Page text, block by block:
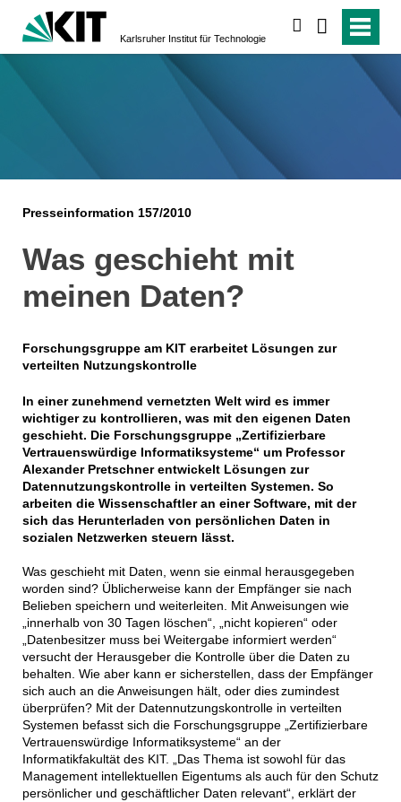
Karlsruher Institut für Technologie
Presseinformation 157/2010
Was geschieht mit
meinen Daten?
Forschungsgruppe am KIT erarbeitet Lösungen zur
verteilten Nutzungskontrolle
In einer zunehmend vernetzten Welt wird es immer
wichtiger zu kontrollieren, was mit den eigenen Daten
geschieht. Die Forschungsgruppe „Zertifizierbare
Vertrauenswürdige Informatiksysteme“ um Professor
Alexander Pretschner entwickelt Lösungen zur
Datennutzungskontrolle in verteilten Systemen. So
arbeiten die Wissenschaftler an einer Software, mit der
sich das Herunterladen von persönlichen Daten in
sozialen Netzwerken steuern lässt.
Was geschieht mit Daten, wenn sie einmal herausgegeben
worden sind? Üblicherweise kann der Empfänger sie nach
Belieben speichern und weiterleiten. Mit Anweisungen wie
„innerhalb von 30 Tagen löschen“, „nicht kopieren“ oder
„Datenbesitzer muss bei Weitergabe informiert werden“
versucht der Herausgeber die Kontrolle über die Daten zu
behalten. Wie aber kann er sicherstellen, dass der Empfänger
sich auch an die Anweisungen hält, oder dies zumindest
überprüfen? Mit der Datennutzungskontrolle in verteilten
Systemen befasst sich die Forschungsgruppe „Zertifizierbare
Vertrauenswürdige Informatiksysteme“ an der
Informatikfakultät des KIT. „Das Thema ist sowohl für das
Management intellektuellen Eigentums als auch für den Schutz
persönlicher und geschäftlicher Daten relevant“, erklärt der